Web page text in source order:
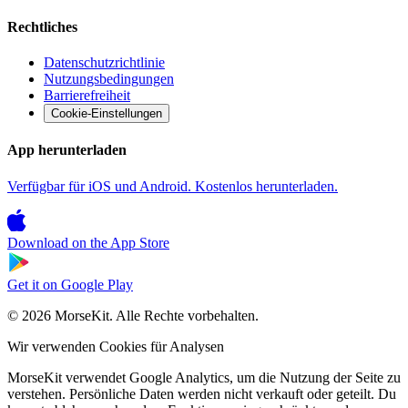
Rechtliches
Datenschutzrichtlinie
Nutzungsbedingungen
Barrierefreiheit
Cookie-Einstellungen
App herunterladen
Verfügbar für iOS und Android. Kostenlos herunterladen.
Download on the App Store
Get it on Google Play
© 2026 MorseKit. Alle Rechte vorbehalten.
Wir verwenden Cookies für Analysen
MorseKit verwendet Google Analytics, um die Nutzung der Seite zu
verstehen. Persönliche Daten werden nicht verkauft oder geteilt. Du